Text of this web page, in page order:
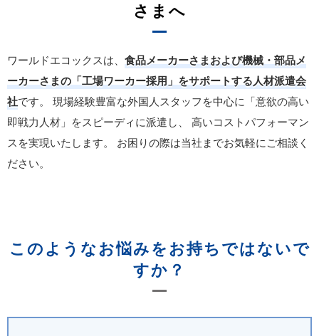
さまへ
ワールドエコックスは、 食品メーカーさまおよび機械・部品メ
ーカーさまの「工場ワーカー採用」をサポートする人材派遣会
社です。
現場経験豊富な外国人スタッフを中心に「意欲の高い
即戦力人材」をスピーディに派遣し、
高いコストパフォーマン
スを実現いたします。
お困りの際は当社までお気軽にご相談く
ださい。
このようなお悩みをお持ちではないで
すか？